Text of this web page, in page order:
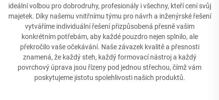
ideální volbou pro dobrodruhy, profesionály i všechny, kteří cení svůj
majetek. Díky našemu vnitřnímu týmu pro návrh a inženýrské řešení
vytváříme individuální řešení přizpůsobená přesně vašim
konkrétním potřebám, aby každé pouzdro nejen splnilo, ale
překročilo vaše očekávání. Naše závazek kvalitě a přesnosti
znamená, že každý steh, každý formovací nástroj a každý
povrchový úprava jsou řízeny pod jednou střechou, čímž vám
poskytujeme jistotu spolehlivosti našich produktů.